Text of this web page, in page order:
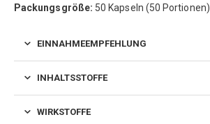
Packungsgröße: 50 Kapseln (50 Portionen)
EINNAHMEEMPFEHLUNG
INHALTSSTOFFE
WIRKSTOFFE